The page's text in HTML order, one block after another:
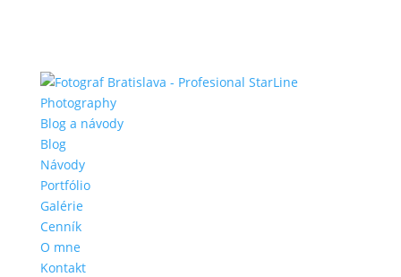
Blog a návody
Blog
Návody
Portfólio
Galérie
Cenník
O mne
Kontakt